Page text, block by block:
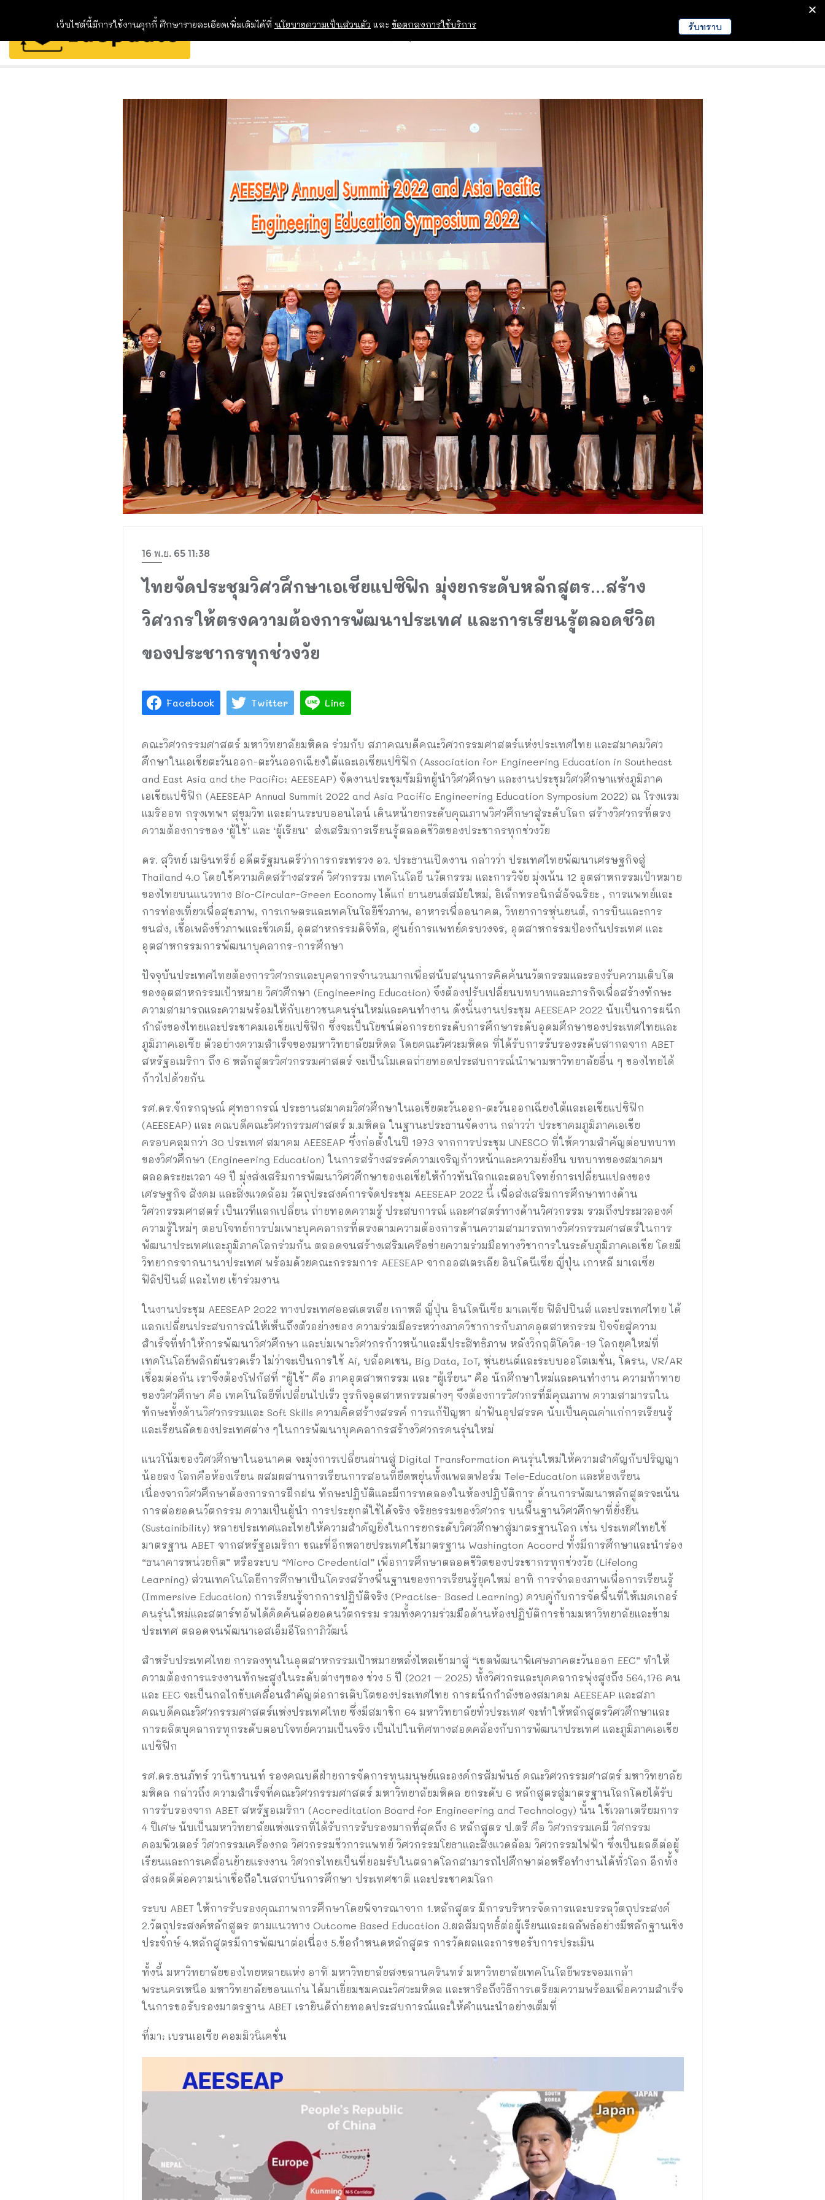
EDUCATION NEWS
16 พ.ย. 65 11:38
ไทยจัดประชุมวิศวศึกษาเอเชียแปซิฟิก มุ่งยกระดับหลักสูตร…สร้าง
วิศวกรให้ตรงความต้องการพัฒนาประเทศ และการเรียนรู้ตลอดชีวิต
ของประชากรทุกช่วงวัย
Facebook Twitter Line
คณะวิศวกรรมศาสตร์ มหาวิทยาลัยมหิดล ร่วมกับ สภาคณบดีคณะวิศวกรรมศาสตร์แห่งประเทศไทย และสมาคมวิศว
ศึกษาในเอเชียตะวันออก-ตะวันออกเฉียงใต้และเอเซียแปซิฟิก (Association for Engineering Education in Southeast
and East Asia and the Pacific: AEESEAP) จัดงานประชุมซัมมิทผู้นำวิศวศึกษา และงานประชุมวิศวศึกษาแห่งภูมิภาค
เอเชียแปซิฟิก (AEESEAP Annual Summit 2022 and Asia Pacific Engineering Education Symposium 2022) ณ โรงแรม
แมริออท กรุงเทพฯ สุขุมวิท และผ่านระบบออนไลน์ เดินหน้ายกระดับคุณภาพวิศวศึกษาสู่ระดับโลก สร้างวิศวกรที่ตรง
ความต้องการของ ‘ผู้ใช้’ และ ‘ผู้เรียน’ ส่งเสริมการเรียนรู้ตลอดชีวิตของประชากรทุกช่วงวัย
ดร. สุวิทย์ เมษินทรีย์ อดีตรัฐมนตรีว่าการกระทรวง อว. ประธานเปิดงาน กล่าวว่า ประเทศไทยพัฒนาเศรษฐกิจสู่
Thailand 4.0 โดยใช้ความคิดสร้างสรรค์ วิศวกรรม เทคโนโลยี นวัตกรรม และการวิจัย มุ่งเน้น 12 อุตสาหกรรมเป้าหมาย
ของไทยบนแนวทาง Bio-Circular-Green Economy ได้แก่ ยานยนต์สมัยใหม่, อิเล็กทรอนิกส์อัจฉริยะ , การแพทย์และ
การท่องเที่ยวเพื่อสุขภาพ, การเกษตรและเทคโนโลยีชีวภาพ, อาหารเพื่ออนาคต, วิทยาการหุ่นยนต์, การบินและการ
ขนส่ง, เชื้อเพลิงชีวภาพและชีวเคมี, อุตสาหกรรมดิจิทัล, ศูนย์การแพทย์ครบวงจร, อุตสาหกรรมป้องกันประเทศ และ
อุตสาหกรรมการพัฒนาบุคลากร-การศึกษา
ปัจจุบันประเทศไทยต้องการวิศวกรและบุคลากรจำนวนมากเพื่อสนับสนุนการคิดค้นนวัตกรรมและรองรับความเติบโต
ของอุตสาหกรรมเป้าหมาย วิศวศึกษา (Engineering Education) จึงต้องปรับเปลี่ยนบทบาทและภารกิจเพื่อสร้างทักษะ
ความสามารถและความพร้อมให้กับเยาวชนคนรุ่นใหม่และคนทำงาน ดังนั้นงานประชุม AEESEAP 2022 นับเป็นการผนึก
กำลังของไทยและประชาคมเอเชียแปซิฟิก ซึ่งจะเป็นโยชน์ต่อการยกระดับการศึกษาระดับอุดมศึกษาของประเทศไทยและ
ภูมิภาคเอเซีย ตัวอย่างความสำเร็จของมหาวิทยาลัยมหิดล โดยคณะวิศวะมหิดล ที่ได้รับการรับรองระดับสากลจาก ABET
สหรัฐอเมริกา ถึง 6 หลักสูตรวิศวกรรมศาสตร์ จะเป็นโมเดลถ่ายทอดประสบการณ์นำพามหาวิทยาลัยอื่น ๆ ของไทยได้
ก้าวไปด้วยกัน
รศ.ดร.จักรกฤษณ์ ศุทธากรณ์ ประธานสมาคมวิศวศึกษาในเอเชียตะวันออก-ตะวันออกเฉียงใต้และเอเชียแปซิฟิก
(AEESEAP) และ คณบดีคณะวิศวกรรมศาสตร์ ม.มหิดล ในฐานะประธานจัดงาน กล่าวว่า ประชาคมภูมิภาคเอเชีย
ครอบคลุมกว่า 30 ประเทศ สมาคม AEESEAP ซึ่งก่อตั้งในปี 1973 จากการประชุม UNESCO ที่ให้ความสำคัญต่อบทบาท
ของวิศวศึกษา (Engineering Education) ในการสร้างสรรค์ความเจริญก้าวหน้าและความยั่งยืน บทบาทของสมาคมฯ
ตลอดระยะเวลา 49 ปี มุ่งส่งเสริมการพัฒนาวิศวศึกษาของเอเชียให้ก้าวทันโลกและตอบโจทย์การเปลี่ยนแปลงของ
เศรษฐกิจ สังคม และสิ่งแวดล้อม วัตถุประสงค์การจัดประชุม AEESEAP 2022 นี้ เพื่อส่งเสริมการศึกษาทางด้าน
วิศวกรรมศาสตร์ เป็นเวทีแลกเปลี่ยน ถ่ายทอดความรู้ ประสบการณ์ และศาสตร์ทางด้านวิศวกรรม รวมถึงประมวลองค์
ความรู้ใหม่ๆ ตอบโจทย์การบ่มเพาะบุคคลากรที่ตรงตามความต้องการด้านความสามารถทางวิศวกรรมศาสตร์ในการ
พัฒนาประเทศและภูมิภาคโลกร่วมกัน ตลอดจนสร้างเสริมเครือข่ายความร่วมมือทางวิชาการในระดับภูมิภาคเอเชีย โดยมี
วิทยากรจากนานาประเทศ พร้อมด้วยคณะกรรมการ AEESEAP จากออสเตรเลีย อินโดนีเซีย ญี่ปุ่น เกาหลี มาเลเซีย
ฟิลิปปินส์ และไทย เข้าร่วมงาน
ในงานประชุม AEESEAP 2022 ทางประเทศออสเตรเลีย เกาหลี ญี่ปุ่น อินโดนีเซีย มาเลเซีย ฟิลิปปินส์ และประเทศไทย ได้
แลกเปลี่ยนประสบการณ์ให้เห็นถึงตัวอย่างของ ความร่วมมือระหว่างภาควิชาการกับภาคอุตสาหกรรม ปัจจัยสู่ความ
สำเร็จที่ทำให้การพัฒนาวิศวศึกษา และบ่มเพาะวิศวกรก้าวหน้าและมีประสิทธิภาพ หลังวิกฤติโควิด-19 โลกยุคใหม่ที่
เทคโนโลยีพลิกผันรวดเร็ว ไม่ว่าจะเป็นการใช้ Ai, บล็อคเชน, Big Data, IoT, หุ่นยนต์และระบบออโตเมชั่น, โดรน, VR/AR
เชื่อมต่อกัน เราจึงต้องโฟกัสที่ “ผู้ใช้” คือ ภาคอุตสาหกรรม และ “ผู้เรียน” คือ นักศึกษาใหม่และคนทำงาน ความท้าทาย
ของวิศวศึกษา คือ เทคโนโลยีที่เปลี่ยนไปเร็ว ธุรกิจอุตสาหกรรมต่างๆ จึงต้องการวิศวกรที่มีคุณภาพ ความสามารถใน
ทักษะทั้งด้านวิศวกรรมและ Soft Skills ความคิดสร้างสรรค์ การแก้ปัญหา ผ่าฟันอุปสรรค นับเป็นคุณค่าแก่การเรียนรู้
และเรียนลัดของประเทศต่าง ๆในการพัฒนาบุคคลากรสร้างวิศวกรคนรุ่นใหม่
แนวโน้มของวิศวศึกษาในอนาคต จะมุ่งการเปลี่ยนผ่านสู่ Digital Transformation คนรุ่นใหม่ให้ความสำคัญกับปริญญา
น้อยลง โลกคือห้องเรียน ผสมผสานการเรียนการสอนที่ยืดหยุ่นทั้งแพลตฟอร์ม Tele-Education และห้องเรียน
เนื่องจากวิศวศึกษาต้องการการฝึกฝน ทักษะปฏิบัติและมีการทดลองในห้องปฏิบัติการ ด้านการพัฒนาหลักสูตรจะเน้น
การต่อยอดนวัตกรรม ความเป็นผู้นำ การประยุกต์ใช้ได้จริง จริยธรรมของวิศวกร บนพื้นฐานวิศวศึกษาที่ยั่งยืน
(Sustainibility) หลายประเทศและไทยให้ความสำคัญยิ่งในการยกระดับวิศวศึกษาสู่มาตรฐานโลก เช่น ประเทศไทยใช้
มาตรฐาน ABET จากสหรัฐอเมริกา ขณะที่อีกหลายประเทศใช้มาตรฐาน Washington Accord ทั้งมีการศึกษาและนำร่อง
“ธนาคารหน่วยกิต” หรือระบบ “Micro Credential” เพื่อการศึกษาตลอดชีวิตของประชากรทุกช่วงวัย (Lifelong
Learning) ส่วนเทคโนโลยีการศึกษาเป็นโครงสร้างพื้นฐานของการเรียนรู้ยุคใหม่ อาทิ การจำลองภาพเพื่อการเรียนรู้
(Immersive Education) การเรียนรู้จากการปฏิบัติจริง (Practise- Based Learning) ควบคู่กับการจัดพื้นที่ให้เมคเกอร์
คนรุ่นใหม่และสตาร์ทอัพได้คิดค้นต่อยอดนวัตกรรม รวมทั้งความร่วมมือด้านห้องปฏิบัติการข้ามมหาวิทยาลัยและข้าม
ประเทศ ตลอดจนพัฒนาเอสเอ็มอีโลกาภิวัฒน์
สำหรับประเทศไทย การลงทุนในอุตสาหกรรมเป้าหมายหลั่งไหลเข้ามาสู่ “เขตพัฒนาพิเศษภาคตะวันออก EEC” ทำให้
ความต้องการแรงงานทักษะสูงในระดับต่างๆของ ช่วง 5 ปี (2021 – 2025) ทั้งวิศวกรและบุคคลากรพุ่งสูงถึง 564,176 คน
และ EEC จะเป็นกลไกขับเคลื่อนสำคัญต่อการเติบโตของประเทศไทย การผนึกกำลังของสมาคม AEESEAP และสภา
คณบดีคณะวิศวกรรมศาสตร์แห่งประเทศไทย ซึ่งมีสมาชิก 64 มหาวิทยาลัยทั่วประเทศ จะทำให้หลักสูตรวิศวศึกษาและ
การผลิตบุคลากรทุกระดับตอบโจทย์ความเป็นจริง เป็นไปในทิศทางสอดคล้องกับการพัฒนาประเทศ และภูมิภาคเอเชีย
แปซิฟิก
รศ.ดร.ธนภัทร์ วานิชานนท์ รองคณบดีฝ่ายการจัดการทุนมนุษย์และองค์กรสัมพันธ์ คณะวิศวกรรมศาสตร์ มหาวิทยาลัย
มหิดล กล่าวถึง ความสำเร็จที่คณะวิศวกรรมศาสตร์ มหาวิทยาลัยมหิดล ยกระดับ 6 หลักสูตรสู่มาตรฐานโลกโดยได้รับ
การรับรองจาก ABET สหรัฐอเมริกา (Accreditation Board for Engineering and Technology) นั้น ใช้เวลาเตรียมการ
4 ปีเศษ นับเป็นมหาวิทยาลัยแห่งแรกที่ได้รับการรับรองมากที่สุดถึง 6 หลักสูตร ป.ตรี คือ วิศวกรรมเคมี วิศกรรม
คอมพิวเตอร์ วิศวกรรมเครื่องกล วิศวกรรมชีวการแพทย์ วิศวกรรมโยธาและสิ่งแวดล้อม วิศวกรรมไฟฟ้า ซึ่งเป็นผลดีต่อผู้
เรียนและการเคลื่อนย้ายแรงงาน วิศวกรไทยเป็นที่ยอมรับในตลาดโลกสามารถไปศึกษาต่อหรือทำงานได้ทั่วโลก อีกทั้ง
ส่งผลดีต่อความน่าเชื่อถือในสถาบันการศึกษา ประเทศชาติ และประชาคมโลก
ระบบ ABET ให้การรับรองคุณภาพการศึกษาโดยพิจารณาจาก 1.หลักสูตร มีการบริหารจัดการและบรรลุวัตถุประสงค์
2.วัตถุประสงค์หลักสูตร ตามแนวทาง Outcome Based Education 3.ผลสัมฤทธิ์ต่อผู้เรียนและผลลัพธ์อย่างมีหลักฐานเชิง
ประจักษ์ 4.หลักสูตรมีการพัฒนาต่อเนื่อง 5.ข้อกำหนดหลักสูตร การวัดผลและการขอรับการประเมิน
ทั้งนี้ มหาวิทยาลัยของไทยหลายแห่ง อาทิ มหาวิทยาลัยสงขลานครินทร์ มหาวิทยาลัยเทคโนโลยีพระจอมเกล้า
พระนครเหนือ มหาวิทยาลัยขอนแก่น ได้มาเยี่ยมชมคณะวิศวะมหิดล และหารือถึงวิธีการเตรียมความพร้อมเพื่อความสำเร็จ
ในการขอรับรองมาตรฐาน ABET เรายินดีถ่ายทอดประสบการณ์และให้คำแนะนำอย่างเต็มที่
ที่มา: เบรนเอเซีย คอมมิวนิเคชั่น
เว็บไซต์นี้มีการใช้งานคุกกี้ ศึกษารายละเอียดเพิ่มเติมได้ที่ นโยบายความเป็นส่วนตัว และ ข้อตกลงการใช้บริการ รับทราบ